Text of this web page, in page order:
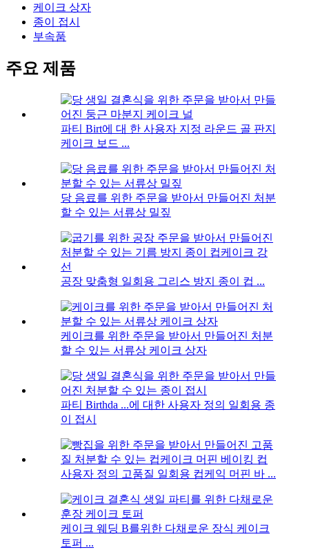
케이크 상자
종이 접시
부속품
주요 제품
파티 Birt에 대 한 사용자 지정 라운드 골 판지
케이크 보드 ...
당 음료를 위한 주문을 받아서 만들어진 처분
할 수 있는 서류상 밀짚
공장 맞춤형 일회용 그리스 방지 종이 컵 ...
케이크를 위한 주문을 받아서 만들어진 처분
할 수 있는 서류상 케이크 상자
파티 Birthda ...에 대한 사용자 정의 일회용 종
이 접시
사용자 정의 고품질 일회용 컵케익 머핀 바 ...
케이크 웨딩 B를위한 다채로운 장식 케이크
토퍼 ...